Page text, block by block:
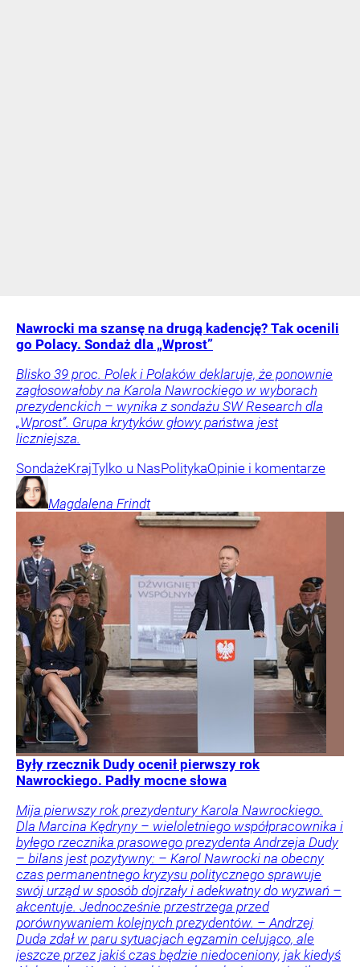
Nawrocki ma szansę na drugą kadencję? Tak ocenili
go Polacy. Sondaż dla „Wprost”
Blisko 39 proc. Polek i Polaków deklaruje, że ponownie
zagłosowałoby na Karola Nawrockiego w wyborach
prezydenckich – wynika z sondażu SW Research dla
„Wprost”. Grupa krytyków głowy państwa jest
liczniejsza.
SondażeKrajTylko u NasPolitykaOpinie i komentarze
Magdalena Frindt
Były rzecznik Dudy ocenił pierwszy rok
Nawrockiego. Padły mocne słowa
Mija pierwszy rok prezydentury Karola Nawrockiego.
Dla Marcina Kędryny – wieloletniego współpracownika i
byłego rzecznika prasowego prezydenta Andrzeja Dudy
– bilans jest pozytywny: – Karol Nawrocki na obecny
czas permanentnego kryzysu politycznego sprawuje
swój urząd w sposób dojrzały i adekwatny do wyzwań –
akcentuje. Jednocześnie przestrzega przed
porównywaniem kolejnych prezydentów. – Andrzej
Duda zdał w paru sytuacjach egzamin celująco, ale
jeszcze przez jakiś czas będzie niedoceniony, jak kiedyś